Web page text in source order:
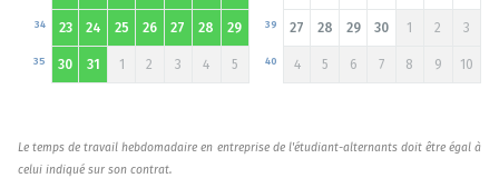
23
34 24 25 26 27 28 29
30
35 31 1 2 3 4 5
27
39 28 29 30 1 2 3
4
40 5 6 7 8 9 10
Le temps de travail hebdomadaire en entreprise de l'étudiant-alternants doit être égal à
celui indiqué sur son contrat.